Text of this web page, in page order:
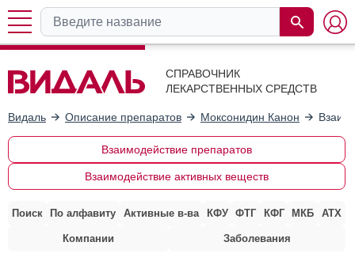
СПРАВОЧНИК
ЛЕКАРСТВЕННЫХ СРЕДСТВ
Видаль Описание препаратов Моксонидин Канон
Взаимодействие препаратов
Взаимодействие активных веществ
Поиск По алфавиту Активные в-ва КФУ ФТГ КФГ МКБ АТХ
Компании Заболевания